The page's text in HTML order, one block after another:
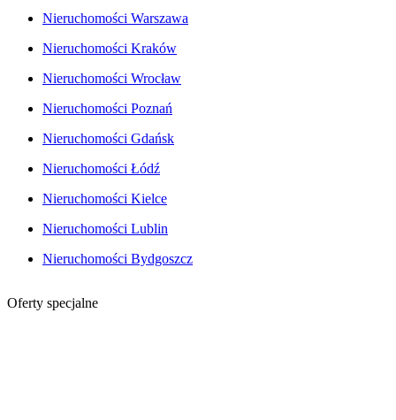
Nieruchomości Warszawa
Nieruchomości Kraków
Nieruchomości Wrocław
Nieruchomości Poznań
Nieruchomości Gdańsk
Nieruchomości Łódź
Nieruchomości Kielce
Nieruchomości Lublin
Nieruchomości Bydgoszcz
Oferty specjalne